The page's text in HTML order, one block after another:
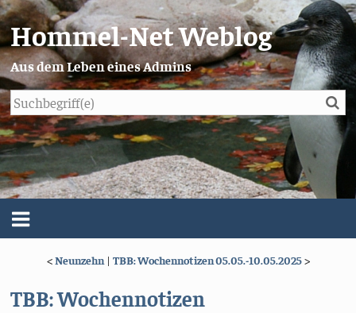
Hommel-Net Weblog
Aus dem Leben eines Admins
Menü
Impressum/Datenschutz
<Neunzehn | TBB: Wochennotizen 05.05.-10.05.2025>
TBB: Wochennotizen